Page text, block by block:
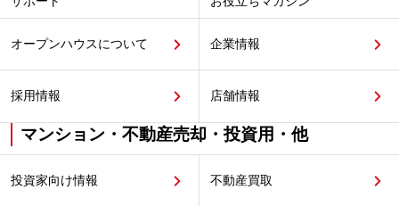
オープンハウスについて 企業情報
採用情報 店舗情報
マンション・不動産売却・投資用・他
投資家向け情報 不動産買取